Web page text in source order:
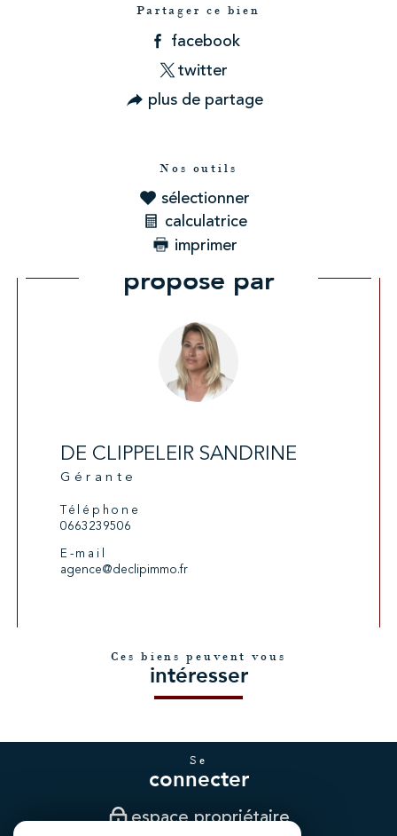
Partager ce bien
facebook
twitter
plus de partage
Nos outils
sélectionner
calculatrice
imprimer
Ce bien vous est
proposé par
DE CLIPPELEIR SANDRINE
Gérante
Téléphone
0663239506
E-mail
agence@declipimmo.fr
Ces biens peuvent vous
intéresser
se
connecter
espace propriétaire